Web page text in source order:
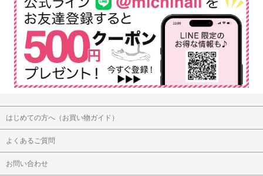
はじめての方へ（お買い物ガイド）
よくあるご質問
お問い合わせ